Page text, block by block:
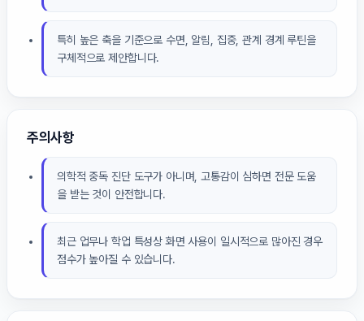
특히 높은 축을 기준으로 수면, 알림, 집중, 관계 경계 루틴을
구체적으로 제안합니다.
주의사항
의학적 중독 진단 도구가 아니며, 고통감이 심하면 전문 도움
을 받는 것이 안전합니다.
최근 업무나 학업 특성상 화면 사용이 일시적으로 많아진 경우
점수가 높아질 수 있습니다.